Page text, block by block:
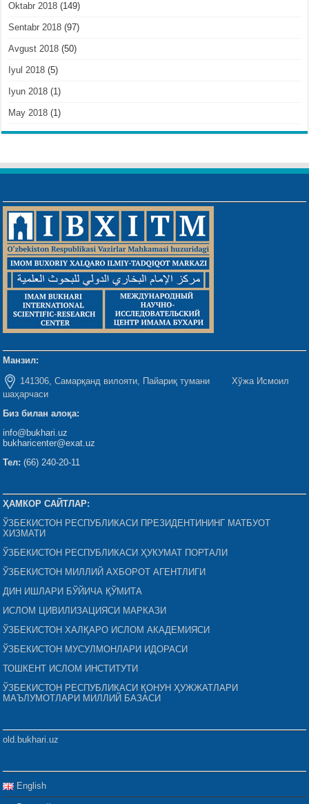
Oktabr 2018 (149)
Sentabr 2018 (97)
Avgust 2018 (50)
Iyul 2018 (5)
Iyun 2018 (1)
May 2018 (1)
Манзил:
141306, Самарқанд вилояти, Пайариқ тумани Хўжа Исмоил
шаҳарчаси
Биз билан алоқа:
info@bukhari.uz
bukharicenter@exat.uz
Тел: (66) 240-20-11
ҲАМКОР САЙТЛАР:
ЎЗБЕКИСТОН РЕСПУБЛИКАСИ ПРЕЗИДЕНТИНИНГ МАТБУОТ
ХИЗМАТИ
ЎЗБЕКИСТОН РЕСПУБЛИКАСИ ҲУКУМАТ ПОРТАЛИ
ЎЗБЕКИСТОН МИЛЛИЙ АХБОРОТ АГЕНТЛИГИ
ДИН ИШЛАРИ БЎЙИЧА ҚЎМИТА
ИСЛОМ ЦИВИЛИЗАЦИЯСИ МАРКАЗИ
ЎЗБЕКИСТОН ХАЛҚАРО ИСЛОМ АКАДЕМИЯСИ
ЎЗБЕКИСТОН МУСУЛМОНЛАРИ ИДОРАСИ
ТОШКЕНТ ИСЛОМ ИНСТИТУТИ
ЎЗБЕКИСТОН РЕСПУБЛИКАСИ ҚОНУН ҲУЖЖАТЛАРИ
МАЪЛУМОТЛАРИ МИЛЛИЙ БАЗАСИ
old.bukhari.uz
English